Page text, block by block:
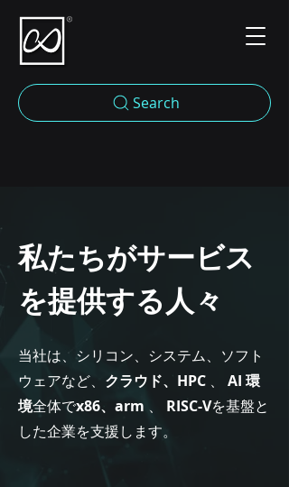
Search
私たちがサービス
を提供する人々
当社は、シリコン、システム、ソフト
ウェアなど、 クラウド、HPC 、 AI 環
境全体でx86、arm 、 RISC-Vを基盤と
した企業を支援します。